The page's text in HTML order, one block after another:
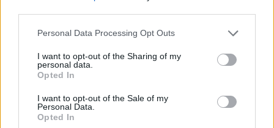
Personal Data Processing Opt Outs
I want to opt-out of the Sharing of my
personal data.
Opted In
I want to opt-out of the Sale of my
Personal Data.
Opted In
Κοινωνία
Επτά δικαστικές ενώσεις έστειλαν υπόμνημα